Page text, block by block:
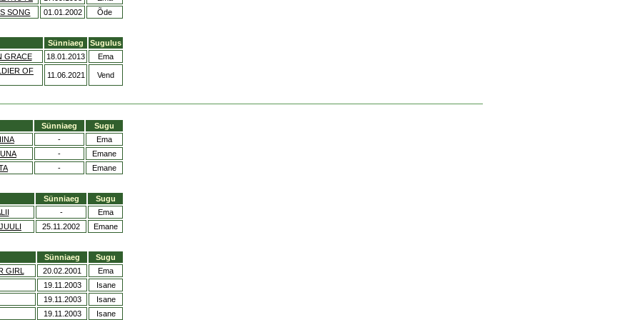
SONG
01.01.2002 Õde
Sünniaeg
Sugulus
GRACE
18.01.2013
Ema
OF
11.06.2021 Vend
Sünniaeg
Sugu
-
Ema
-
Emane
- Emane
Sünniaeg
Sugu
-
Ema
25.11.2002 Emane
Sünniaeg
Sugu
GIRL
20.02.2001
Ema
19.11.2003
Isane
19.11.2003
Isane
19.11.2003
Isane